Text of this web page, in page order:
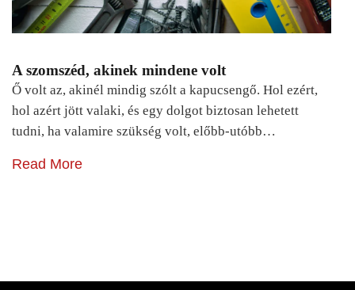
A szomszéd, akinek mindene volt
Ő volt az, akinél mindig szólt a kapucsengő. Hol ezért,
hol azért jött valaki, és egy dolgot biztosan lehetett
tudni, ha valamire szükség volt, előbb-utóbb…
Read More